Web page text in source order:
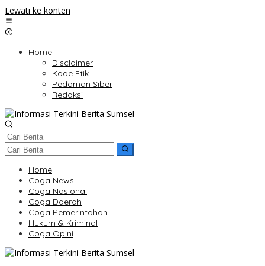
Lewati ke konten
Home
Disclaimer
Kode Etik
Pedoman Siber
Redaksi
Home
Coga News
Coga Nasional
Coga Daerah
Coga Pemerintahan
Hukum & Kriminal
Coga Opini